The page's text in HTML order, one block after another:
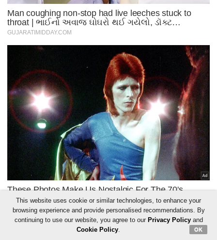
This website uses cookie or similar technologies, to enhance your
browsing experience and provide personalised recommendations. By
continuing to use our website, you agree to our Privacy Policyand
Cookie Policy. OK